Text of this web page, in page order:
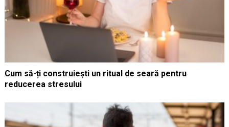
Cum să-ți construiești un ritual de seară pentru
reducerea stresului